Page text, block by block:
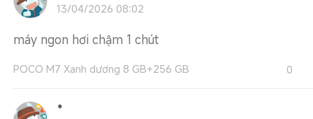
13/04/2026 08:02
máy ngon hơi chậm 1 chút
POCO M7 Xanh dương 8 GB+256 GB 0
*